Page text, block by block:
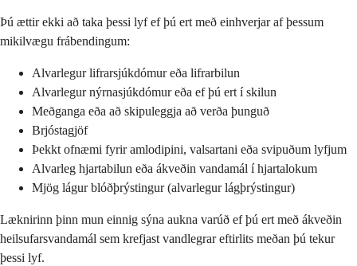
Þú ættir ekki að taka þessi lyf ef þú ert með einhverjar af þessum
mikilvægu frábendingum:
Alvarlegur lifrarsjúkdómur eða lifrarbilun
Alvarlegur nýrnasjúkdómur eða ef þú ert í skilun
Meðganga eða að skipuleggja að verða þunguð
Brjóstagjöf
Þekkt ofnæmi fyrir amlodipini, valsartani eða svipuðum lyfjum
Alvarleg hjartabilun eða ákveðin vandamál í hjartalokum
Mjög lágur blóðþrýstingur (alvarlegur lágþrýstingur)
Læknirinn þinn mun einnig sýna aukna varúð ef þú ert með ákveðin
heilsufarsvandamál sem krefjast vandlegrar eftirlits meðan þú tekur
þessi lyf.